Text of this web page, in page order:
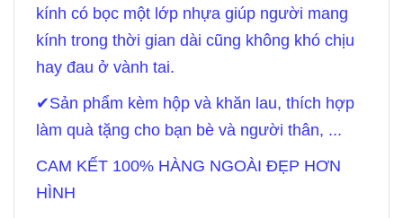
kính có bọc một lớp nhựa giúp người mang
kính trong thời gian dài cũng không khó chịu
hay đau ở vành tai.
✔Sản phẩm kèm hộp và khăn lau, thích hợp
làm quà tặng cho bạn bè và người thân, ...
CAM KẾT 100% HÀNG NGOÀI ĐẸP HƠN
HÌNH